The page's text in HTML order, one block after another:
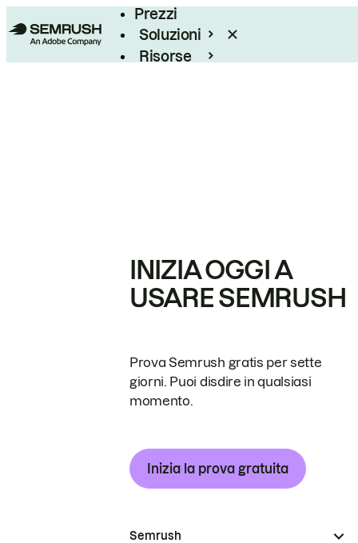
Prezzi
Soluzioni
Risorse
INIZIA OGGI A
USARE SEMRUSH
Prova Semrush gratis per sette
giorni. Puoi disdire in qualsiasi
momento.
Inizia la prova gratuita
Semrush